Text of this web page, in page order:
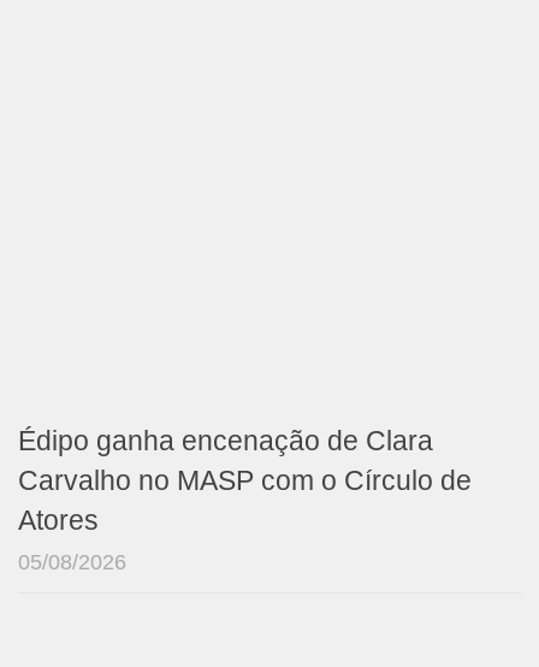
Édipo ganha encenação de Clara
Carvalho no MASP com o Círculo de
Atores
05/08/2026